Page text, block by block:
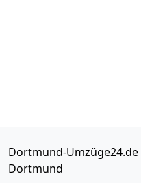
Dortmund-Umzüge24.de
Dortmund